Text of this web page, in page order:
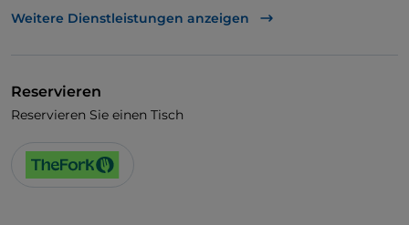
UnionPay über TheFork PAY
Weitere Dienstleistungen anzeigen
Reservieren
Reservieren Sie einen Tisch